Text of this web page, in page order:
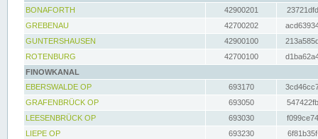
BONAFORTH
42900201
GREBENAU
42700202
GUNTERSHAUSEN
42900100
ROTENBURG
42700100
FINOWKANAL
EBERSWALDE OP
693170
GRAFENBRÜCK OP
693050
LEESENBRÜCK OP
693030
LIEPE OP
693230